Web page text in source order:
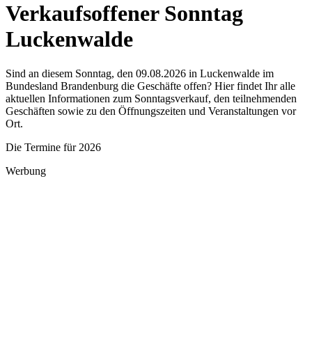
Verkaufsoffener Sonntag
Luckenwalde
Sind an diesem Sonntag, den 09.08.2026 in Luckenwalde im
Bundesland Brandenburg die Geschäfte offen? Hier findet Ihr alle
aktuellen Informationen zum Sonntagsverkauf, den teilnehmenden
Geschäften sowie zu den Öffnungszeiten und Veranstaltungen vor
Ort.
Die Termine für 2026
Werbung